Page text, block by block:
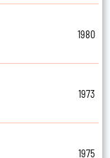
1980
1973
1975